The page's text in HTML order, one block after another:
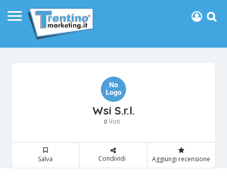
Wsi S.r.l.
0 Voti
Salva Condividi Aggiungi recensione